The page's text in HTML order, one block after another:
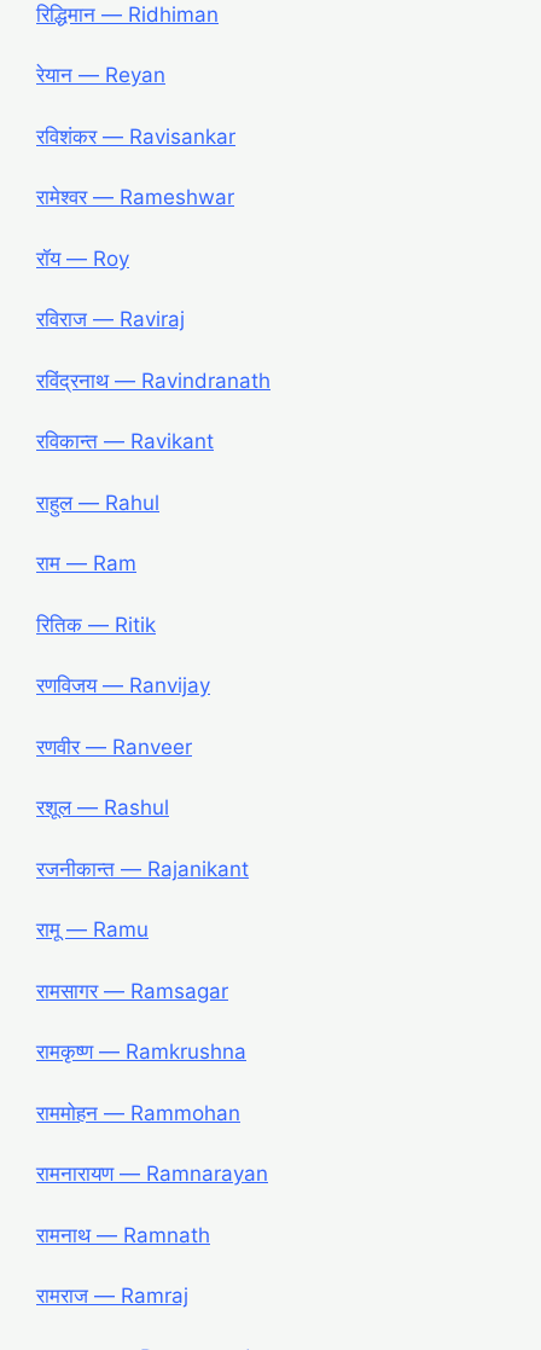
रिद्धिमान ― Ridhiman
रेयान ― Reyan
रविशंकर ― Ravisankar
रामेश्वर ― Rameshwar
रॉय ― Roy
रविराज ― Raviraj
रविंद्रनाथ ― Ravindranath
रविकान्त ― Ravikant
राहुल ― Rahul
राम ― Ram
रितिक ― Ritik
रणविजय ― Ranvijay
रणवीर ― Ranveer
रशूल ― Rashul
रजनीकान्त ― Rajanikant
रामू ― Ramu
रामसागर ― Ramsagar
रामकृष्ण ― Ramkrushna
राममोहन ― Rammohan
रामनारायण ― Ramnarayan
रामनाथ ― Ramnath
रामराज ― Ramraj